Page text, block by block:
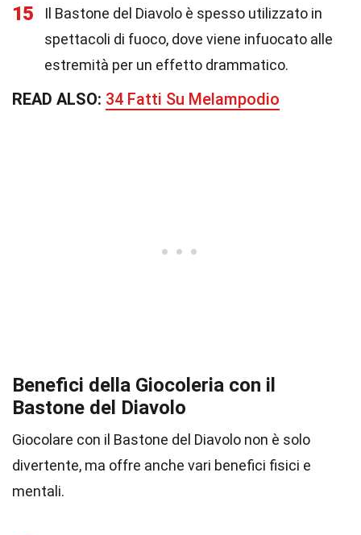
15
Il Bastone del Diavolo è spesso utilizzato in
spettacoli di fuoco, dove viene infuocato alle
estremità per un effetto drammatico.
READ ALSO: 34 Fatti Su Melampodio
Benefici della Giocoleria con il
Bastone del Diavolo
Giocolare con il Bastone del Diavolo non è solo
divertente, ma offre anche vari benefici fisici e
mentali.